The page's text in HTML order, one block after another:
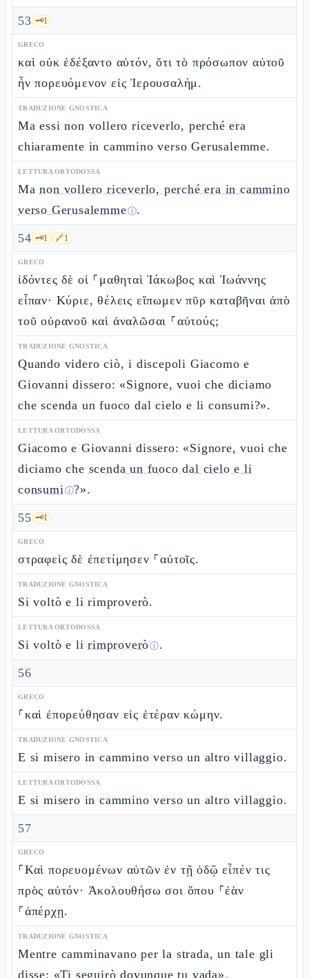
53 🗝️1
GRECO
καὶ οὐκ ἐδέξαντο αὐτόν, ὅτι τὸ πρόσωπον αὐτοῦ
ἦν πορευόμενον εἰς Ἰερουσαλήμ.
TRADUZIONE GNOSTICA
Ma essi non vollero riceverlo, perché era
chiaramente in cammino verso Gerusalemme.
LETTURA ORTODOSSA
Manon vollero riceverlo, perché era in cammino
verso Gerusalemmeⓘ.
54 🗝️1 🔗1
GRECO
ἰδόντες δὲ οἱ ⸀μαθηταὶ Ἰάκωβος καὶ Ἰωάννης
εἶπαν· Κύριε, θέλεις εἴπωμεν πῦρ καταβῆναι ἀπὸ
τοῦ οὐρανοῦ καὶ ἀναλῶσαι ⸀αὐτούς;
TRADUZIONE GNOSTICA
Quando videro ciò, i discepoli Giacomo e
Giovanni dissero: «Signore, vuoi che diciamo
che scenda un fuoco dal cielo e li consumi?».
LETTURA ORTODOSSA
Giacomo e Giovanni dissero: «Signore, vuoi che
diciamo che scenda un fuoco dal cielo e li
consumiⓘ?».
55 🗝️1
GRECO
στραφεὶς δὲ ἐπετίμησεν ⸀αὐτοῖς.
TRADUZIONE GNOSTICA
Si voltò e li rimproverò.
LETTURA ORTODOSSA
Si voltò e lirimproveròⓘ.
56
GRECO
⸀καὶ ἐπορεύθησαν εἰς ἑτέραν κώμην.
TRADUZIONE GNOSTICA
E si misero in cammino verso un altro villaggio.
LETTURA ORTODOSSA
E si misero in cammino verso un altro villaggio.
57
GRECO
⸀Καὶ πορευομένων αὐτῶν ἐν τῇ ὁδῷ εἶπέν τις
πρὸς αὐτόν· Ἀκολουθήσω σοι ὅπου ⸀ἐὰν
⸀ἀπέρχῃ.
TRADUZIONE GNOSTICA
Mentre camminavano per la strada, un tale gli
disse: «Ti seguirò dovunque tu vada».